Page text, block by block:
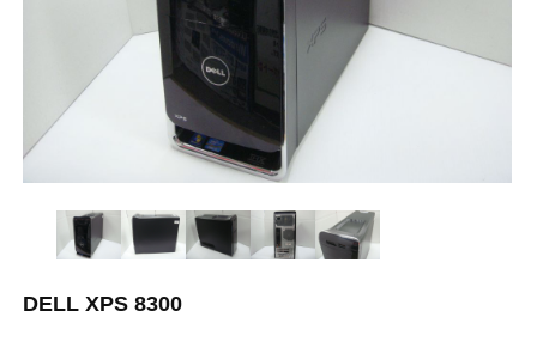
DELL XPS 8300